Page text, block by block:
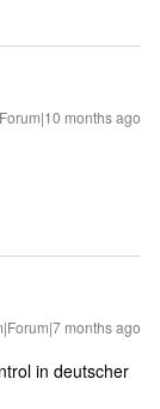
months ago
months ago
in deutscher